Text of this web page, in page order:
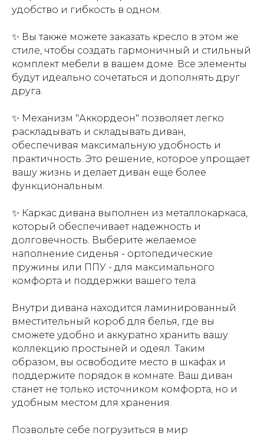
удобство и гибкость в одном.
✨ Вы также можете заказать кресло в этом же
стиле, чтобы создать гармоничный и стильный
комплект мебели в вашем доме. Все элементы
будут идеально сочетаться и дополнять друг
друга.
✨ Механизм "Аккордеон" позволяет легко
раскладывать и складывать диван,
обеспечивая максимальную удобность и
практичность. Это решение, которое упрощает
вашу жизнь и делает диван еще более
функциональным.
✨ Каркас дивана выполнен из металлокаркаса,
который обеспечивает надежность и
долговечность. Выберите желаемое
наполнение сиденья - ортопедические
пружины или ППУ - для максимального
комфорта и поддержки вашего тела.
Внутри дивана находится ламинированный
вместительный короб для белья, где вы
сможете удобно и аккуратно хранить вашу
коллекцию простыней и одеял. Таким
образом, вы освободите место в шкафах и
поддержите порядок в комнате. Ваш диван
станет не только источником комфорта, но и
удобным местом для хранения.
Позвольте себе погрузиться в мир